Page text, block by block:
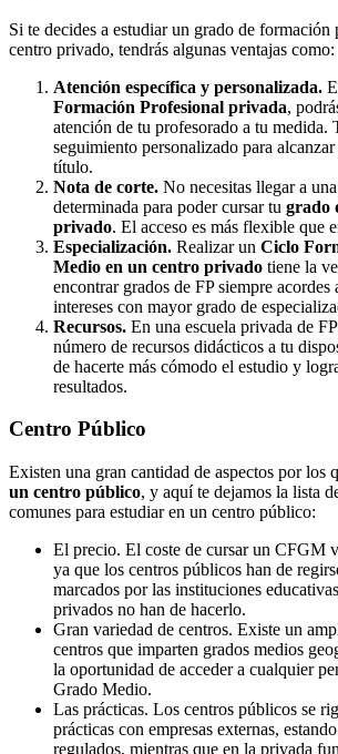
Si te decides a estudiar un grado de formación
centro privado, tendrás algunas ventajas como:
Atención específica y personalizada.
Formación Profesional privada,
atención de tu profesorado a tu medida.
seguimiento personalizado para
título.
Nota de corte. No necesitas llegar a
determinada para poder cursar tu grado
privado. El acceso es más flexible que
Especialización. Realizar un Ciclo
Medio en un centro privado tiene la
encontrar grados de FP siempre acordes
intereses con mayor grado de
Recursos. En una escuela privada de
número de recursos didácticos a tu
de hacerte más cómodo el estudio y
resultados.
Centro Público
Existen una gran cantidad de aspectos por los
un centro público, y aquí te dejamos la lista
comunes para estudiar en un centro público:
El precio. El coste de cursar un CFGM
ya que los centros públicos han de
marcados por las instituciones
privados no han de hacerlo.
Gran variedad de centros. Existe un
centros que imparten grados medios
la oportunidad de acceder a cualquier
Grado Medio.
Las prácticas. Los centros públicos se
prácticas con empresas externas,
regulados, mientras que en la privada